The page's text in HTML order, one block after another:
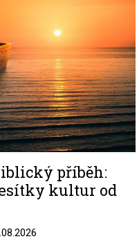
příběh:
kultur od